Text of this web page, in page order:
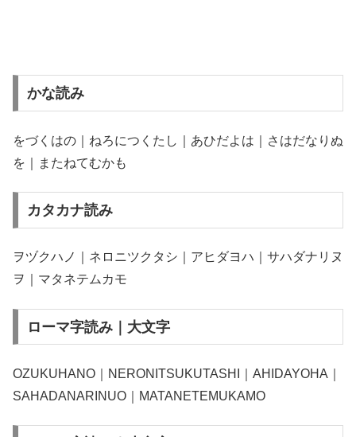
かな読み
をづくはの｜ねろにつくたし｜あひだよは｜さはだなりぬ
を｜またねてむかも
カタカナ読み
ヲヅクハノ｜ネロニツクタシ｜アヒダヨハ｜サハダナリヌ
ヲ｜マタネテムカモ
ローマ字読み｜大文字
OZUKUHANO｜NERONITSUKUTASHI｜AHIDAYOHA｜
SAHADANARINUO｜MATANETEMUKAMO